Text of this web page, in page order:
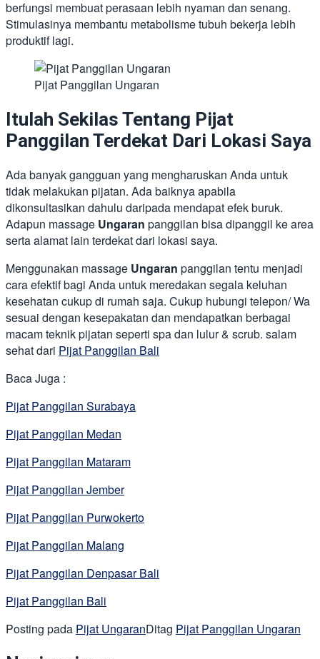
berfungsi membuat perasaan lebih nyaman dan senang.
Stimulasinya membantu metabolisme tubuh bekerja lebih
produktif lagi.
Pijat Panggilan Ungaran
Itulah Sekilas Tentang Pijat
Panggilan Terdekat Dari Lokasi Saya
Ada banyak gangguan yang mengharuskan Anda untuk
tidak melakukan pijatan. Ada baiknya apabila
dikonsultasikan dahulu daripada mendapat efek buruk.
Adapun massage Ungaran panggilan bisa dipanggil ke area
serta alamat lain terdekat dari lokasi saya.
Menggunakan massage Ungaran panggilan tentu menjadi
cara efektif bagi Anda untuk meredakan segala keluhan
kesehatan cukup di rumah saja. Cukup hubungi telepon/ Wa
sesuai dengan kesepakatan dan mendapatkan berbagai
macam teknik pijatan seperti spa dan lulur & scrub. salam
sehat dari Pijat Panggilan Bali
Baca Juga :
Pijat Panggilan Surabaya
Pijat Panggilan Medan
Pijat Panggilan Mataram
Pijat Panggilan Jember
Pijat Panggilan Purwokerto
Pijat Panggilan Malang
Pijat Panggilan Denpasar Bali
Pijat Panggilan Bali
Posting pada Pijat UngaranDitag Pijat Panggilan Ungaran